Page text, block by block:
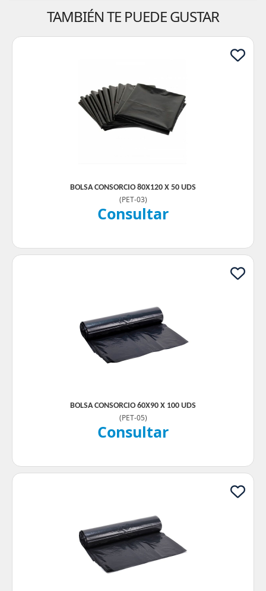
TAMBIÉN TE PUEDE GUSTAR
BOLSA CONSORCIO 80X120 X 50 UDS
(PET-03)
Consultar
BOLSA CONSORCIO 60X90 X 100 UDS
(PET-05)
Consultar